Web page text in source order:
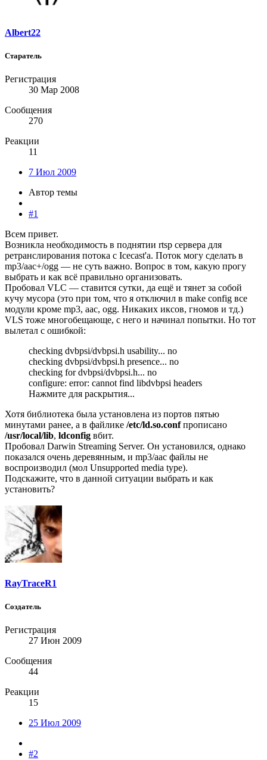
Albert22
Старатель
Регистрация
30 Мар 2008
Сообщения
270
Реакции
11
7 Июл 2009
Автор темы
#1
Всем привет.
Возникла необходимость в поднятии rtsp сервера для
ретранслирования потока с Icecast'a. Поток могу сделать в
mp3/aac+/ogg — не суть важно. Вопрос в том, какую прогу
выбрать и как всё правильно организовать.
Пробовал VLC — ставится сутки, да ещё и тянет за собой
кучу мусора (это при том, что я отключил в make config все
модули кроме mp3, aac, ogg. Никаких иксов, гномов и тд.)
VLS тоже многобещающе, с него и начинал попытки. Но тот
вылетал с ошибкой:
checking dvbpsi/dvbpsi.h usability... no
checking dvbpsi/dvbpsi.h presence... no
checking for dvbpsi/dvbpsi.h... no
configure: error: cannot find libdvbpsi headers
Нажмите для раскрытия...
Хотя библиотека была установлена из портов пятью
минутами ранее, а в файлике /etc/ld.so.confпрописано
/usr/local/lib, ldconfig вбит.
Пробовал Darwin Streaming Server. Он установился, однако
показался очень деревянным, и mp3/aac файлы не
воспроизводил (мол Unsupported media type).
Подскажите, что в данной ситуации выбрать и как
установить?
RayTraceR1
Создатель
Регистрация
27 Июн 2009
Сообщения
44
Реакции
15
25 Июл 2009
#2